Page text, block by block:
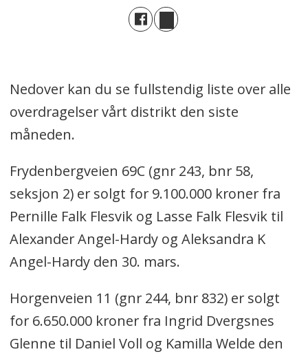
Nedover kan du se fullstendig liste over alle
overdragelser vårt distrikt den siste
måneden.
Frydenbergveien 69C (gnr 243, bnr 58,
seksjon 2) er solgt for 9.100.000 kroner fra
Pernille Falk Flesvik og Lasse Falk Flesvik til
Alexander Angel-Hardy og Aleksandra K
Angel-Hardy den 30. mars.
Horgenveien 11 (gnr 244, bnr 832) er solgt
for 6.650.000 kroner fra Ingrid Dvergsnes
Glenne til Daniel Voll og Kamilla Welde den